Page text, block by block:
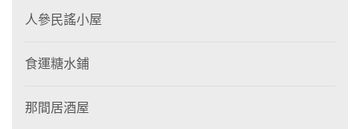
人參民謠小屋
食運糖水鋪
那間居酒屋